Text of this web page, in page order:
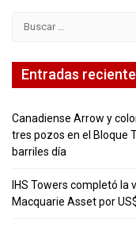
Entradas
Canadiense Arrow y
tres pozos en el Bloque
barriles día
IHS Towers completó la
Macquarie Asset por